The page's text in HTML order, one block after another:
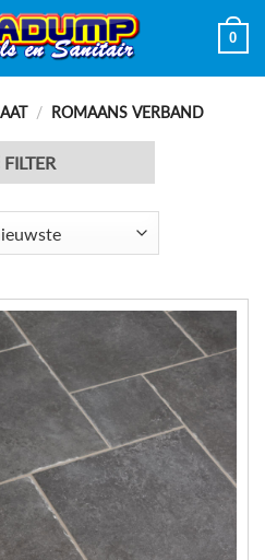
0
/ ROMAANS VERBAND
FILTER